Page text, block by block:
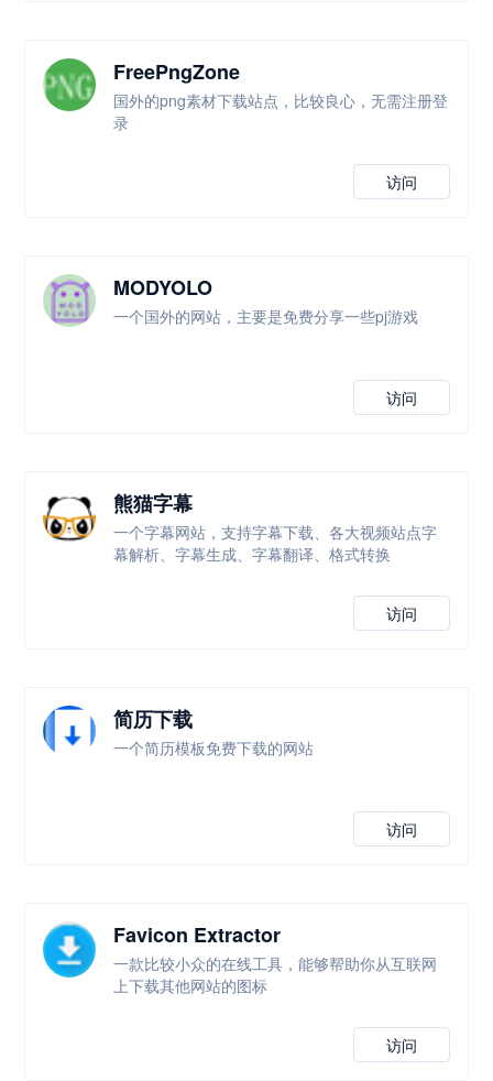
FreePngZone
国外的png素材下载站点，比较良心，无需注册登
录
访问
MODYOLO
一个国外的网站，主要是免费分享一些pj游戏
访问
熊猫字幕
一个字幕网站，支持字幕下载、各大视频站点字
幕解析、字幕生成、字幕翻译、格式转换
访问
简历下载
一个简历模板免费下载的网站
访问
Favicon Extractor
一款比较小众的在线工具，能够帮助你从互联网
上下载其他网站的图标
访问